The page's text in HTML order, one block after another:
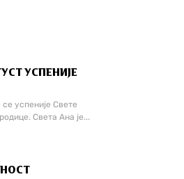
УСПЕНИЈЕ
успеније Свете
Света Ана је...